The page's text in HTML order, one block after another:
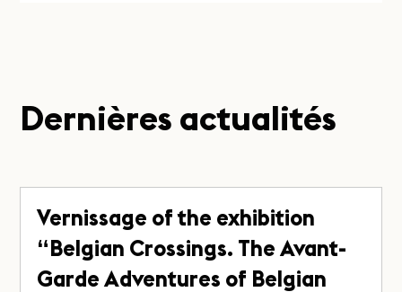
Dernières actualités
Vernissage of the exhibition
“Belgian Crossings. The Avant-
Garde Adventures of Belgian